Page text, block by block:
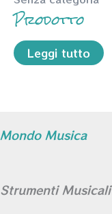
Prodotto
Leggi tutto
Mondo Musica
Strumenti Musicali